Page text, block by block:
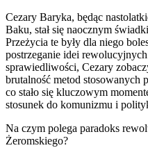
Cezary Baryka, będąc
Baku, stał się naocznym
Przeżycia te były dla niego
postrzeganie idei
sprawiedliwości, Cezary
brutalność metod stosowanych
co stało się kluczowym
stosunek do komunizmu i
Na czym polega paradoks
Żeromskiego?